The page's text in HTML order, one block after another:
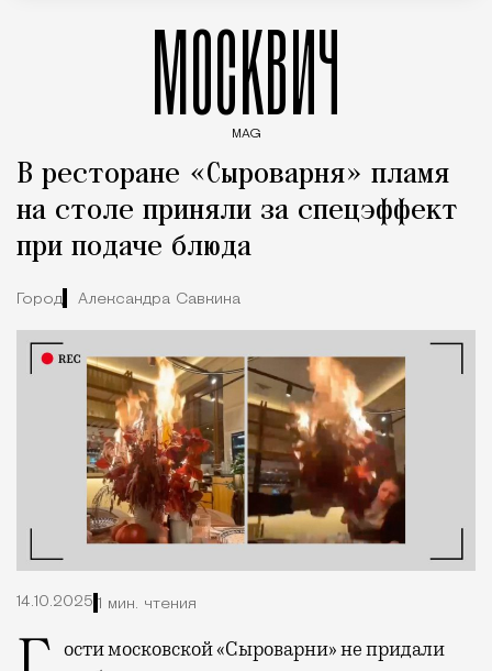
МОСКВИЧ
MAG
В ресторане «Сыроварня» пламя
на столе приняли за спецэффект
при подаче блюда
Город Александра Савкина
14.10.2025 1 мин. чтения